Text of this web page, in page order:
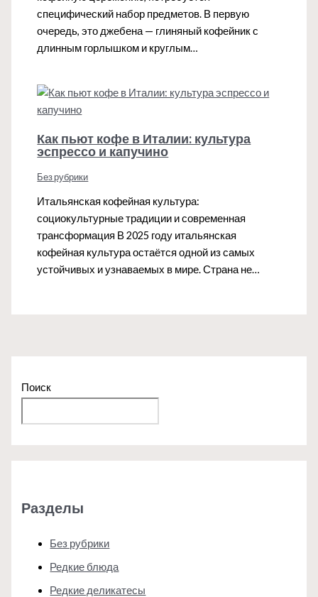
специфический набор предметов. В первую
очередь, это джебена — глиняный кофейник с
длинным горлышком и круглым…
Как пьют кофе в Италии: культура
эспрессо и капучино
Без рубрики
Итальянская кофейная культура:
социокультурные традиции и современная
трансформация В 2025 году итальянская
кофейная культура остаётся одной из самых
устойчивых и узнаваемых в мире. Страна не…
Поиск
Разделы
Без рубрики
Редкие блюда
Редкие деликатесы